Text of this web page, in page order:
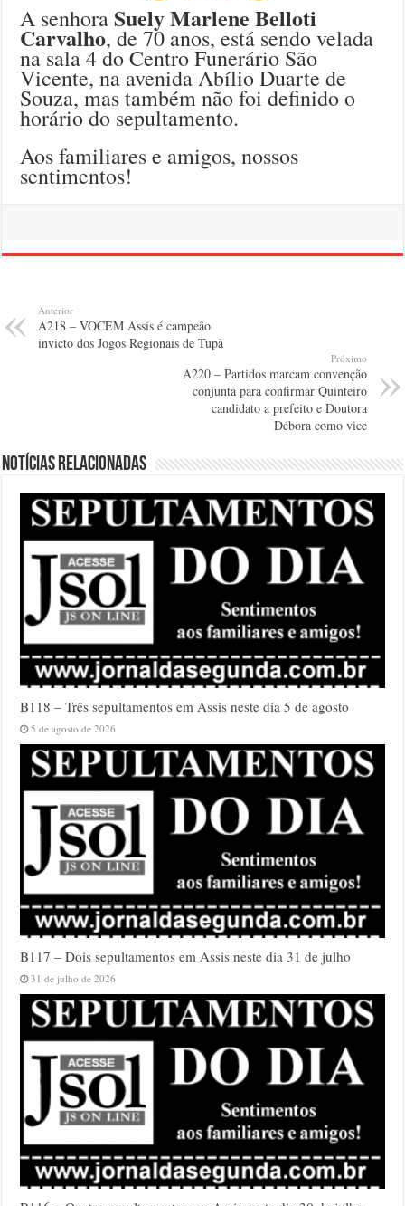
A senhoraSuely Marlene Belloti
Carvalho, de 70 anos, está sendo velada
na sala 4 do Centro Funerário São
Vicente, na avenida Abílio Duarte de
Souza, mas também não foi definido o
horário do sepultamento.
Aos familiares e amigos, nossos
sentimentos!
Anterior
A218 – VOCEM Assis é campeão
invicto dos Jogos Regionais de Tupã
Próximo
A220 – Partidos marcam convenção
conjunta para confirmar Quinteiro
candidato a prefeito e Doutora
Débora como vice
Notícias relacionadas
B118 – Três sepultamentos em Assis neste dia 5 de agosto
5 de agosto de 2026
B117 – Dois sepultamentos em Assis neste dia 31 de julho
31 de julho de 2026